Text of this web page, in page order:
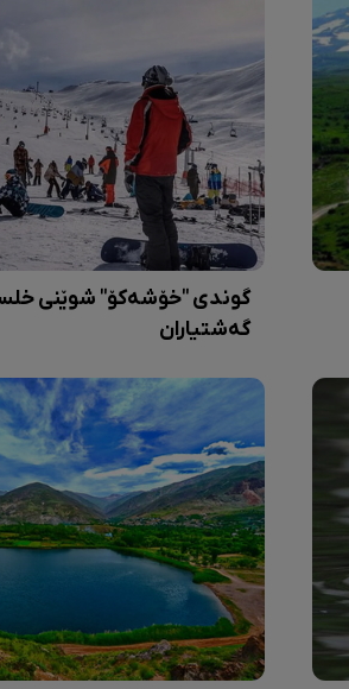
گوندی "خۆشەکۆ" شوێنی
گەشتیاران